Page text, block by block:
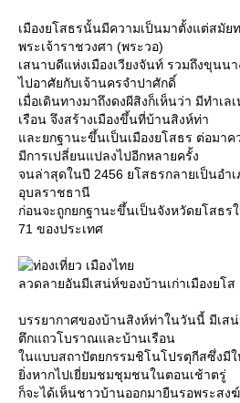
เมืองยโสธรนั้นมีความเป็นมาตั้งแต่สมัย
พระเจ้าราชวงศา (พระวอ)
เสนาบดีแห่งเมืองเวียงจันท์ รวมถึงขุนน
ไปอาศัยกับเจ้านครจำปาศักดิ์
เมื่อเดินทางมาถึงดงผีสิงก็เห็นว่า มีทำเ
เรือน จึงสร้างเมืองขึ้นที่บ้านสิงห์ท่า
ละยกฐานะขึ้นเป็นเมืองยโสธร ต่อมาค
มีการเปลี่ยนแปลงไปอีกหลายครั้ง
จนล่าสุดในปี 2456 ยโสธรกลายเป็นอำ
อุบลราชธานี
ก่อนจะถูกยกฐานะขึ้นเป็นจังหวัดยโสธร
71 ของประเทศ
ลวดลายอันมีเสน่ห์ของบ้านเก่าเมืองยโส
บรรยากาศของบ้านสิงห์ท่าในวันนี้ มีเส
ตึกแถวโบราณและบ้านเรือน
นแบบสถาปัตยกรรมชิโนโปรตุกีสซึ่งมีใ
ิ่งหากไปเยี่ยมชมชุมชนในตอนเช้าตรู่
ก็จะได้เห็นชาวบ้านออกมายืนรอพระสง